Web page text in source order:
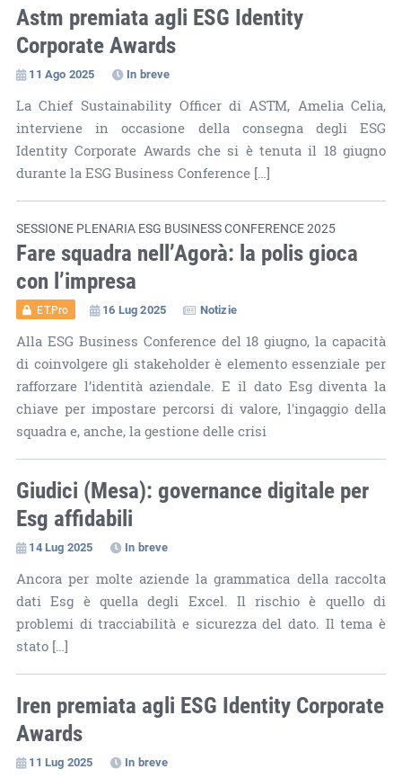
Astm premiata agli ESG Identity
Corporate Awards
11 Ago 2025 In breve
La Chief Sustainability Officer di ASTM, Amelia Celia,
interviene in occasione della consegna degli ESG
Identity Corporate Awards che si è tenuta il 18 giugno
durante la ESG Business Conference […]
SESSIONE PLENARIA ESG BUSINESS CONFERENCE 2025
Fare squadra nell’Agorà: la polis gioca
con l’impresa
ET.Pro 16 Lug 2025 Notizie
Alla ESG Business Conference del 18 giugno, la capacità
di coinvolgere gli stakeholder è elemento essenziale per
rafforzare l’identità aziendale. E il dato Esg diventa la
chiave per impostare percorsi di valore, l'ingaggio della
squadra e, anche, la gestione delle crisi
Giudici (Mesa): governance digitale per
Esg affidabili
14 Lug 2025 In breve
Ancora per molte aziende la grammatica della raccolta
dati Esg è quella degli Excel. Il rischio è quello di
problemi di tracciabilità e sicurezza del dato. Il tema è
stato […]
Iren premiata agli ESG Identity Corporate
Awards
11 Lug 2025 In breve